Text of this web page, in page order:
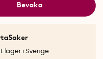
Bevaka
lager i Sverige